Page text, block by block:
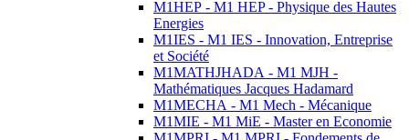
M1HEP - M1 HEP - Physique des Hautes
Energies
M1IES - M1 IES - Innovation, Entreprise
et Société
M1MATHJHADA - M1 MJH -
Mathématiques Jacques Hadamard
M1MECHA - M1 Mech - Mécanique
M1MIE - M1 MiE - Master en Economie